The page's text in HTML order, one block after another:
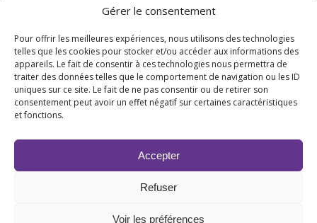
Gérer le consentement
Pour offrir les meilleures expériences, nous utilisons des technologies
telles que les cookies pour stocker et/ou accéder aux informations des
appareils. Le fait de consentir à ces technologies nous permettra de
traiter des données telles que le comportement de navigation ou les ID
uniques sur ce site. Le fait de ne pas consentir ou de retirer son
consentement peut avoir un effet négatif sur certaines caractéristiques
et fonctions.
Accepter
Refuser
Voir les préférences
Copyright 2026 © PremiumFragrances